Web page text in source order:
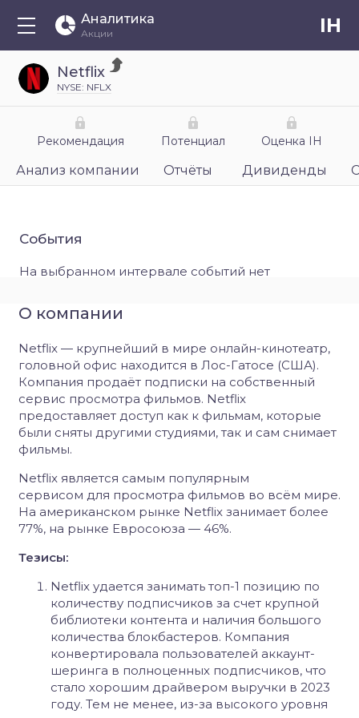
Аналитика
Акции IH
Netflix
NYSE: NFLX
Рекомендация Потенциал Оценка IH
Анализ компании Отчёты Дивиденды
События
На выбранном интервале событий нет
О компании
Netflix — крупнейший в мире онлайн-кинотеатр,
головной офис находится в Лос-Гатосе (США).
Компания продаёт подписки на собственный
сервис просмотра фильмов. Netflix
предоставляет доступ как к фильмам, которые
были сняты другими студиями, так и сам снимает
фильмы.
Netflix является самым популярным
сервисом для просмотра фильмов во всём мире.
На американском рынке Netflix занимает более
77%, на рынке Евросоюза — 46%.
Тезисы:
Netflix удается занимать топ-1 позицию по
количеству подписчиков за счет крупной
библиотеки контента и наличия большого
количества блокбастеров. Компания
конвертировала пользователей аккаунт-
шеринга в полноценных подписчиков, что
стало хорошим драйвером выручки в 2023
году. Тем не менее, из-за высокого уровня